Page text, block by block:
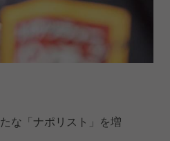
な「ナポリスト」を増